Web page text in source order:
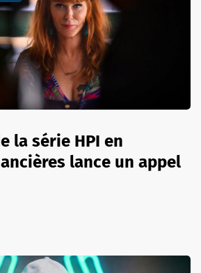
la série HPI en
lance un appel